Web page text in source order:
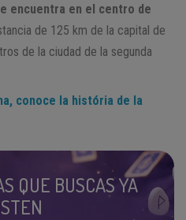
encuentra en el centro de
de 125 km de la capital de
de la ciudad de la segunda
conoce la história de la
QUE BUSCAS YA